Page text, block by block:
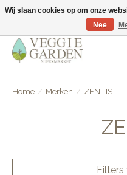
vegan & veggie products | free store
Home / Merken / ZENTIS
Wij slaan cookies op om onze
Nee